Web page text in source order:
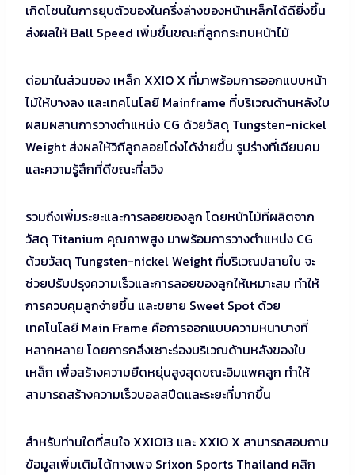
เกิดโซนในการยุบตัวของในครึ่งล่างของหน้าเหล็กได้ดียิ่งขึ้น
ส่งผลให้ Ball Speed เพิ่มขึ้นขณะที่ลูกกระทบหน้าไม้
ต่อมาในส่วนของ เหล็ก XXIO X ที่มาพร้อมการออกแบบหน้า
ไม้ให้บางลง และเทคโนโลยี Mainframe ที่บริเวณด้านหลังใบ
ผสมผสานการวางตำแหน่ง CG ด้วยวัสดุ Tungsten-nickel
Weight ส่งผลให้วิถีลูกลอยโด่งได้ง่ายขึ้น รูปร่างที่เฉียบคม
และความรู้สึกที่ดีขณะที่สวิง
รวมถึงเพิ่มระยะและการลอยของลูก โดยหน้าไม้ที่ผลิตจาก
วัสดุ Titanium คุณภาพสูง มาพร้อมการวางตำแหน่ง CG
ด้วยวัสดุ Tungsten-nickel Weight ที่บริเวณปลายใบ จะ
ช่วยปรับปรุงความเร็วและการลอยของลูกให้เหมาะสม ทำให้
การควบคุมลูกง่ายขึ้น และขยาย Sweet Spot ด้วย
เทคโนโลยี Main Frame คือการออกแบบความหนาบางที่
หลากหลาย โดยการกลึงเซาะร่องบริเวณด้านหลังของใบ
เหล็ก เพื่อสร้างความยืดหยุ่นสูงสุดขณะอิมแพคลูก ทำให้
สามารถสร้างความเร็วบอลสปีดและระยะที่มากขึ้น
สำหรับท่านใดที่สนใจ XXIO13 และ XXIO X สามารถสอบถาม
ข้อมูลเพิ่มเติมได้ทางเพจ Srixon Sports Thailand คลิก